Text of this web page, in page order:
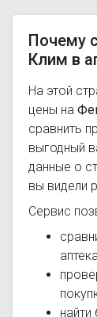
Почему
Клим в
На этой
цены на
сравнить
выгодный
данные о
вы видели
Сервис